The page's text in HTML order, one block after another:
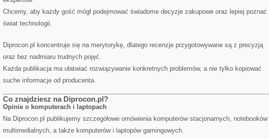
Chcemy, aby każdy gość mógł podejmować świadome decyzje zakupowe oraz lepiej poznać
świat technologii.
Diprocon.pl koncentruje się na merytorykę, dlatego recenzje przygotowywane są z precyzją
oraz bez nadmiaru trudnych pojęć.
Każda publikacja ma ułatwiać rozwiązywanie konkretnych problemów, a nie tylko kopiować
suche informacje od producenta.
Co znajdziesz na Diprocon.pl?
Opinie o komputerach i laptopach
Na Diprocon.pl publikujemy szczegółowe omówienia komputerów stacjonarnych, notebooków
multimedialnych, a także komputerów i laptopów gamingowych.